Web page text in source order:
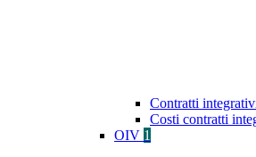
Contratti
Costi contratti
OIV 1